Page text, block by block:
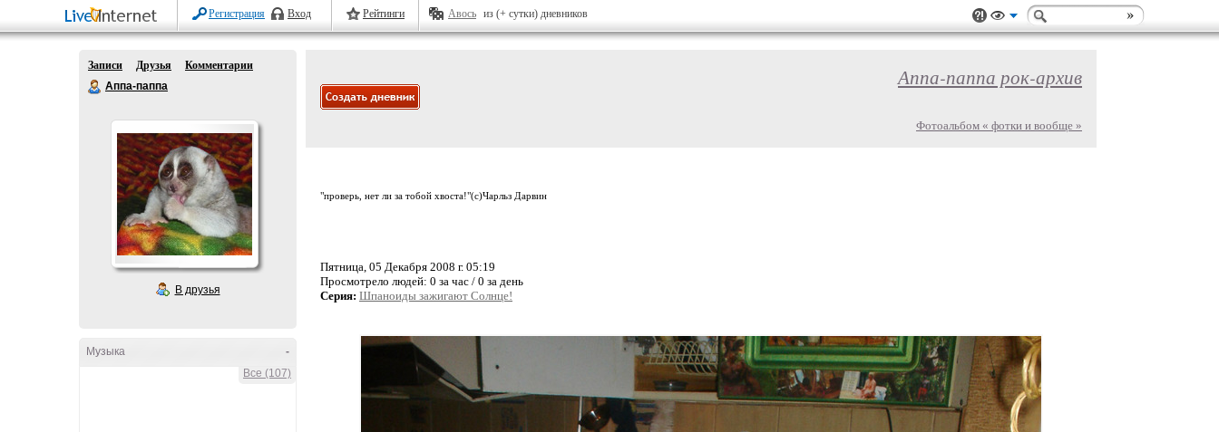
Регистрация Вход Рейтинги Авось из (+ сутки) дневников
Записи Друзья
Комментарии
Аппа-паппа
В друзья
-
Музыка
Все (107)
Аппа-паппа рок-архив
Фотоальбом « фотки и вообще »
"проверь, нет ли за тобой хвоста!"(с)Чарльз Дарвин
Пятница, 05 Декабря 2008 г. 05:19
Просмотрело людей: 0 за час / 0 за день
Серия: Шпаноиды зажигают Солнце!